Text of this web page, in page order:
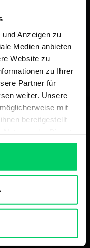
Anzeigen zu
Medien anbieten
Website zu
zu Ihrer
Partner für
weiter. Unsere
mit
bereitgestellt